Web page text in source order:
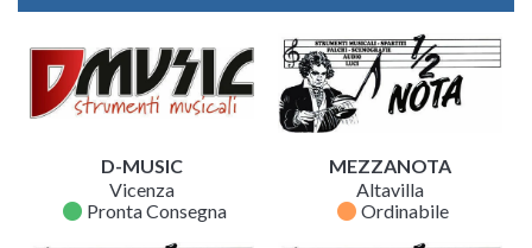
D-MUSIC
Vicenza
fiber_manual_record Pronta Consegna
MEZZANOTA
Altavilla
fiber_manual_record Ordinabile